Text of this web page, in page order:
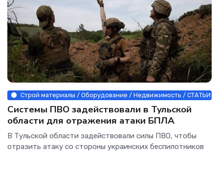
Строй материалы / Оборудование / Недвижимость / СТАТЬИ
Системы ПВО задействовали в Тульской
области для отражения атаки БПЛА
В Тульской области задействовали силы ПВО, чтобы
отразить атаку со стороны украинских беспилотников